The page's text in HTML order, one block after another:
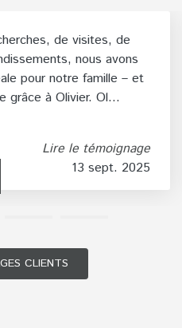
de visites, de
nous avons
pour notre famille – et
grâce à Olivier. Ol...
Lire le témoignage
13 sept. 2025
CLIENTS